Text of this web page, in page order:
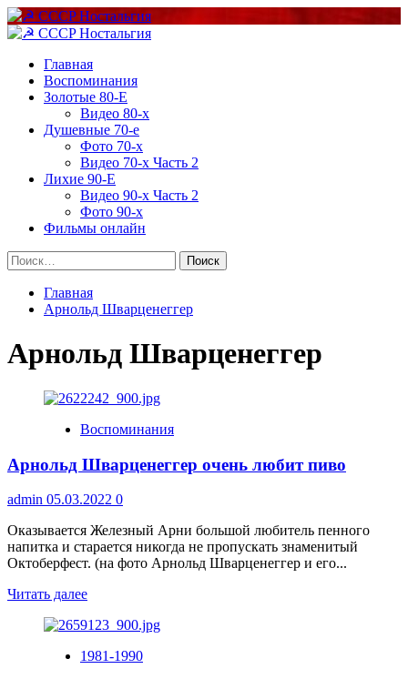
Перейти
к
Основное
Главная
Воспоминания
Золотые 80-Е
Видео 80-х
Душевные 70-е
Фото 70-х
Видео 70-х Часть 2
Лихие 90-Е
Видео 90-х Часть 2
Фото 90-х
Фильмы онлайн
Найти:
Главная
Арнольд Шварценеггер
Арнольд Шварценеггер
Воспоминания
Арнольд Шварценеггер очень любит пиво
admin 05.03.2022 0
Оказывается Железный Арни большой любитель пенного
напитка и старается никогда не пропускать знаменитый
Октоберфест. (на фото Арнольд Шварценеггер и его...
Читать далееПрочитать
о
Шварценеггер
1981-1990